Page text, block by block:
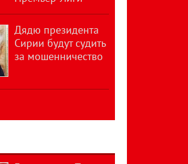
Дядю президента
Сирии будут судить
за мошенничество